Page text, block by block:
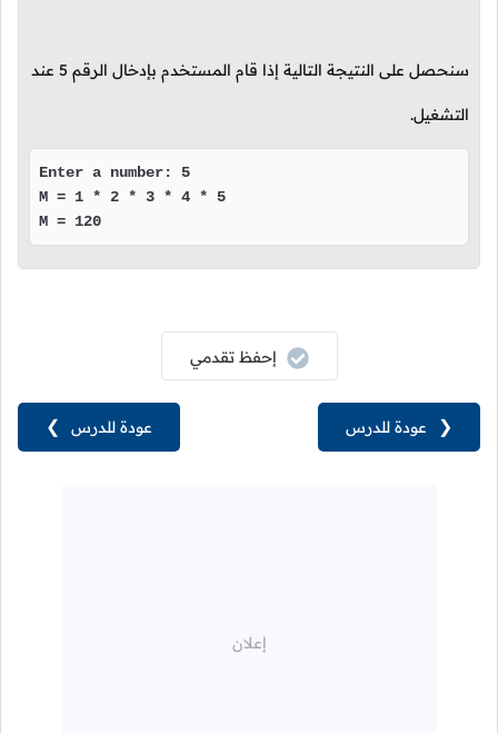
سنحصل على النتيجة التالية إذا قام المستخدم بإدخال الرقم 5 عند
التشغيل.
Enter a number: 5
M = 1 * 2 * 3 * 4 * 5
M = 120
عودة للدرس ❯
إحفظ تقدمي
❮ عودة للدرس